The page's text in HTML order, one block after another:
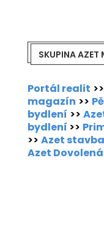
SKUPINA AZET
Portál realit >>
magazín >>
bydlení >>
bydlení >>
>> Azet stavba
Azet Dovolená